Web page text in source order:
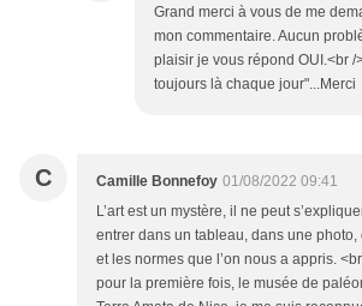
Grand merci à vous de me
mon commentaire. Aucun
plaisir je vous répond OUI.<br /
toujours là chaque jour"...Merci
C Camille Bonnefoy 01/08/2022 09:41
L’art est un mystère, il ne peut
entrer dans un tableau, dans une
et les normes que l’on nous a appris.
pour la première fois, le musée de